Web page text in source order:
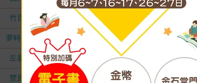
竹百店
夢時代店
左新店
豐原店